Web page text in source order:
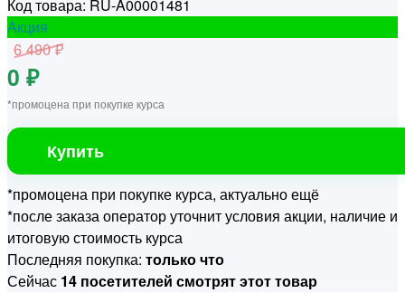
Код товара: RU-A00001481
Акция
6 490 ₽
0 ₽
*промоцена при покупке курса
Купить
*промоцена при покупке курса, актуально ещё
*после заказа оператор уточнит условия акции, наличие и
итоговую стоимость курса
Последняя покупка: только что
Сейчас 14 посетителей смотрят этот товар